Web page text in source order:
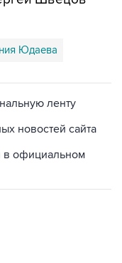
новостей сайта
в официальном